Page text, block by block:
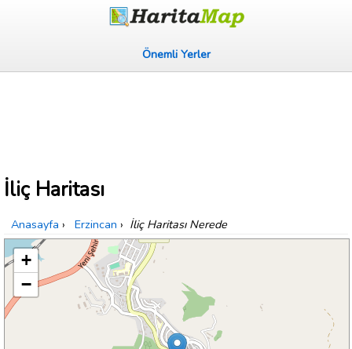
Önemli Yerler
İliç Haritası
Anasayfa › Erzincan › İliç Haritası Nerede
+
−